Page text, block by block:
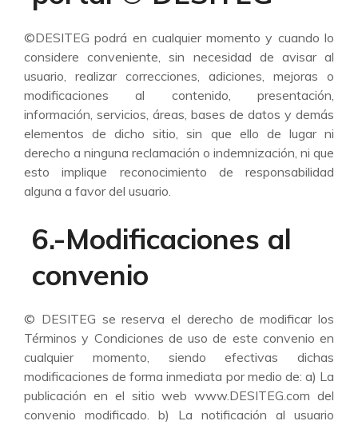
©DESITEG podrá en cualquier momento y cuando lo
considere conveniente, sin necesidad de avisar al
usuario, realizar correcciones, adiciones, mejoras o
modificaciones al contenido, presentación,
información, servicios, áreas, bases de datos y demás
elementos de dicho sitio, sin que ello de lugar ni
derecho a ninguna reclamación o indemnización, ni que
esto implique reconocimiento de responsabilidad
alguna a favor del usuario.
6.-Modificaciones al
convenio
© DESITEG se reserva el derecho de modificar los
Términos y Condiciones de uso de este convenio en
cualquier momento, siendo efectivas dichas
modificaciones de forma inmediata por medio de: a) La
publicación en el sitio web www.DESITEG.com del
convenio modificado. b) La notificación al usuario